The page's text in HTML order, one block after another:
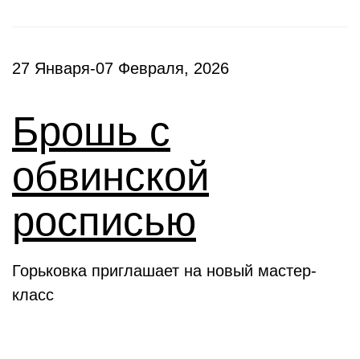
27 Января-07 Февраля, 2026
Брошь с
обвинской
росписью
Горьковка приглашает на новый мастер-
класс